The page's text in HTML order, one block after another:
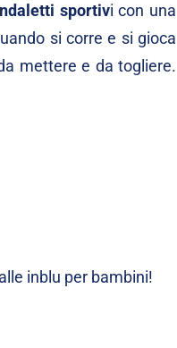
sportivi con una
si corre e si gioca
mettere e da togliere.
inblu per bambini!